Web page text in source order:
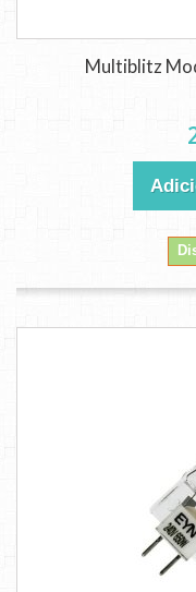
Multiblitz